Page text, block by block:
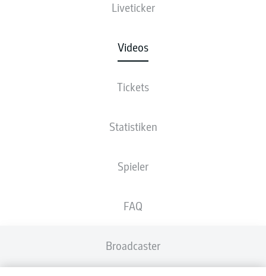
Liveticker
Videos
Tickets
Statistiken
Spieler
FAQ
Broadcaster